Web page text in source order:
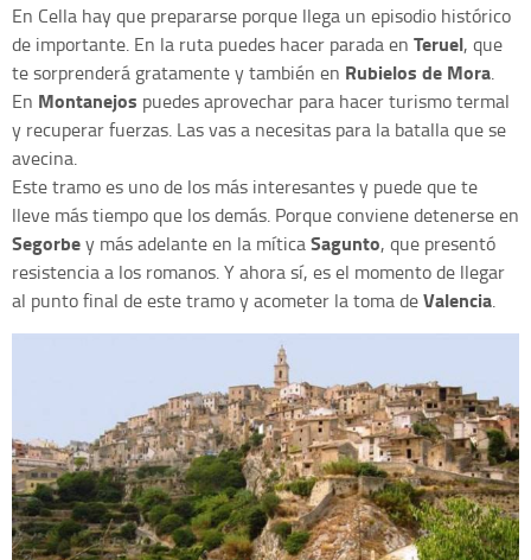
En Cella hay que prepararse porque llega un episodio histórico
de importante. En la ruta puedes hacer parada en Teruel, que
te sorprenderá gratamente y también en Rubielos de Mora.
En Montanejos puedes aprovechar para hacer turismo termal
y recuperar fuerzas. Las vas a necesitas para la batalla que se
avecina.
Este tramo es uno de los más interesantes y puede que te
lleve más tiempo que los demás. Porque conviene detenerse en
Segorbey más adelante en la míticaSagunto, que presentó
resistencia a los romanos. Y ahora sí, es el momento de llegar
al punto final de este tramo y acometer la toma deValencia.